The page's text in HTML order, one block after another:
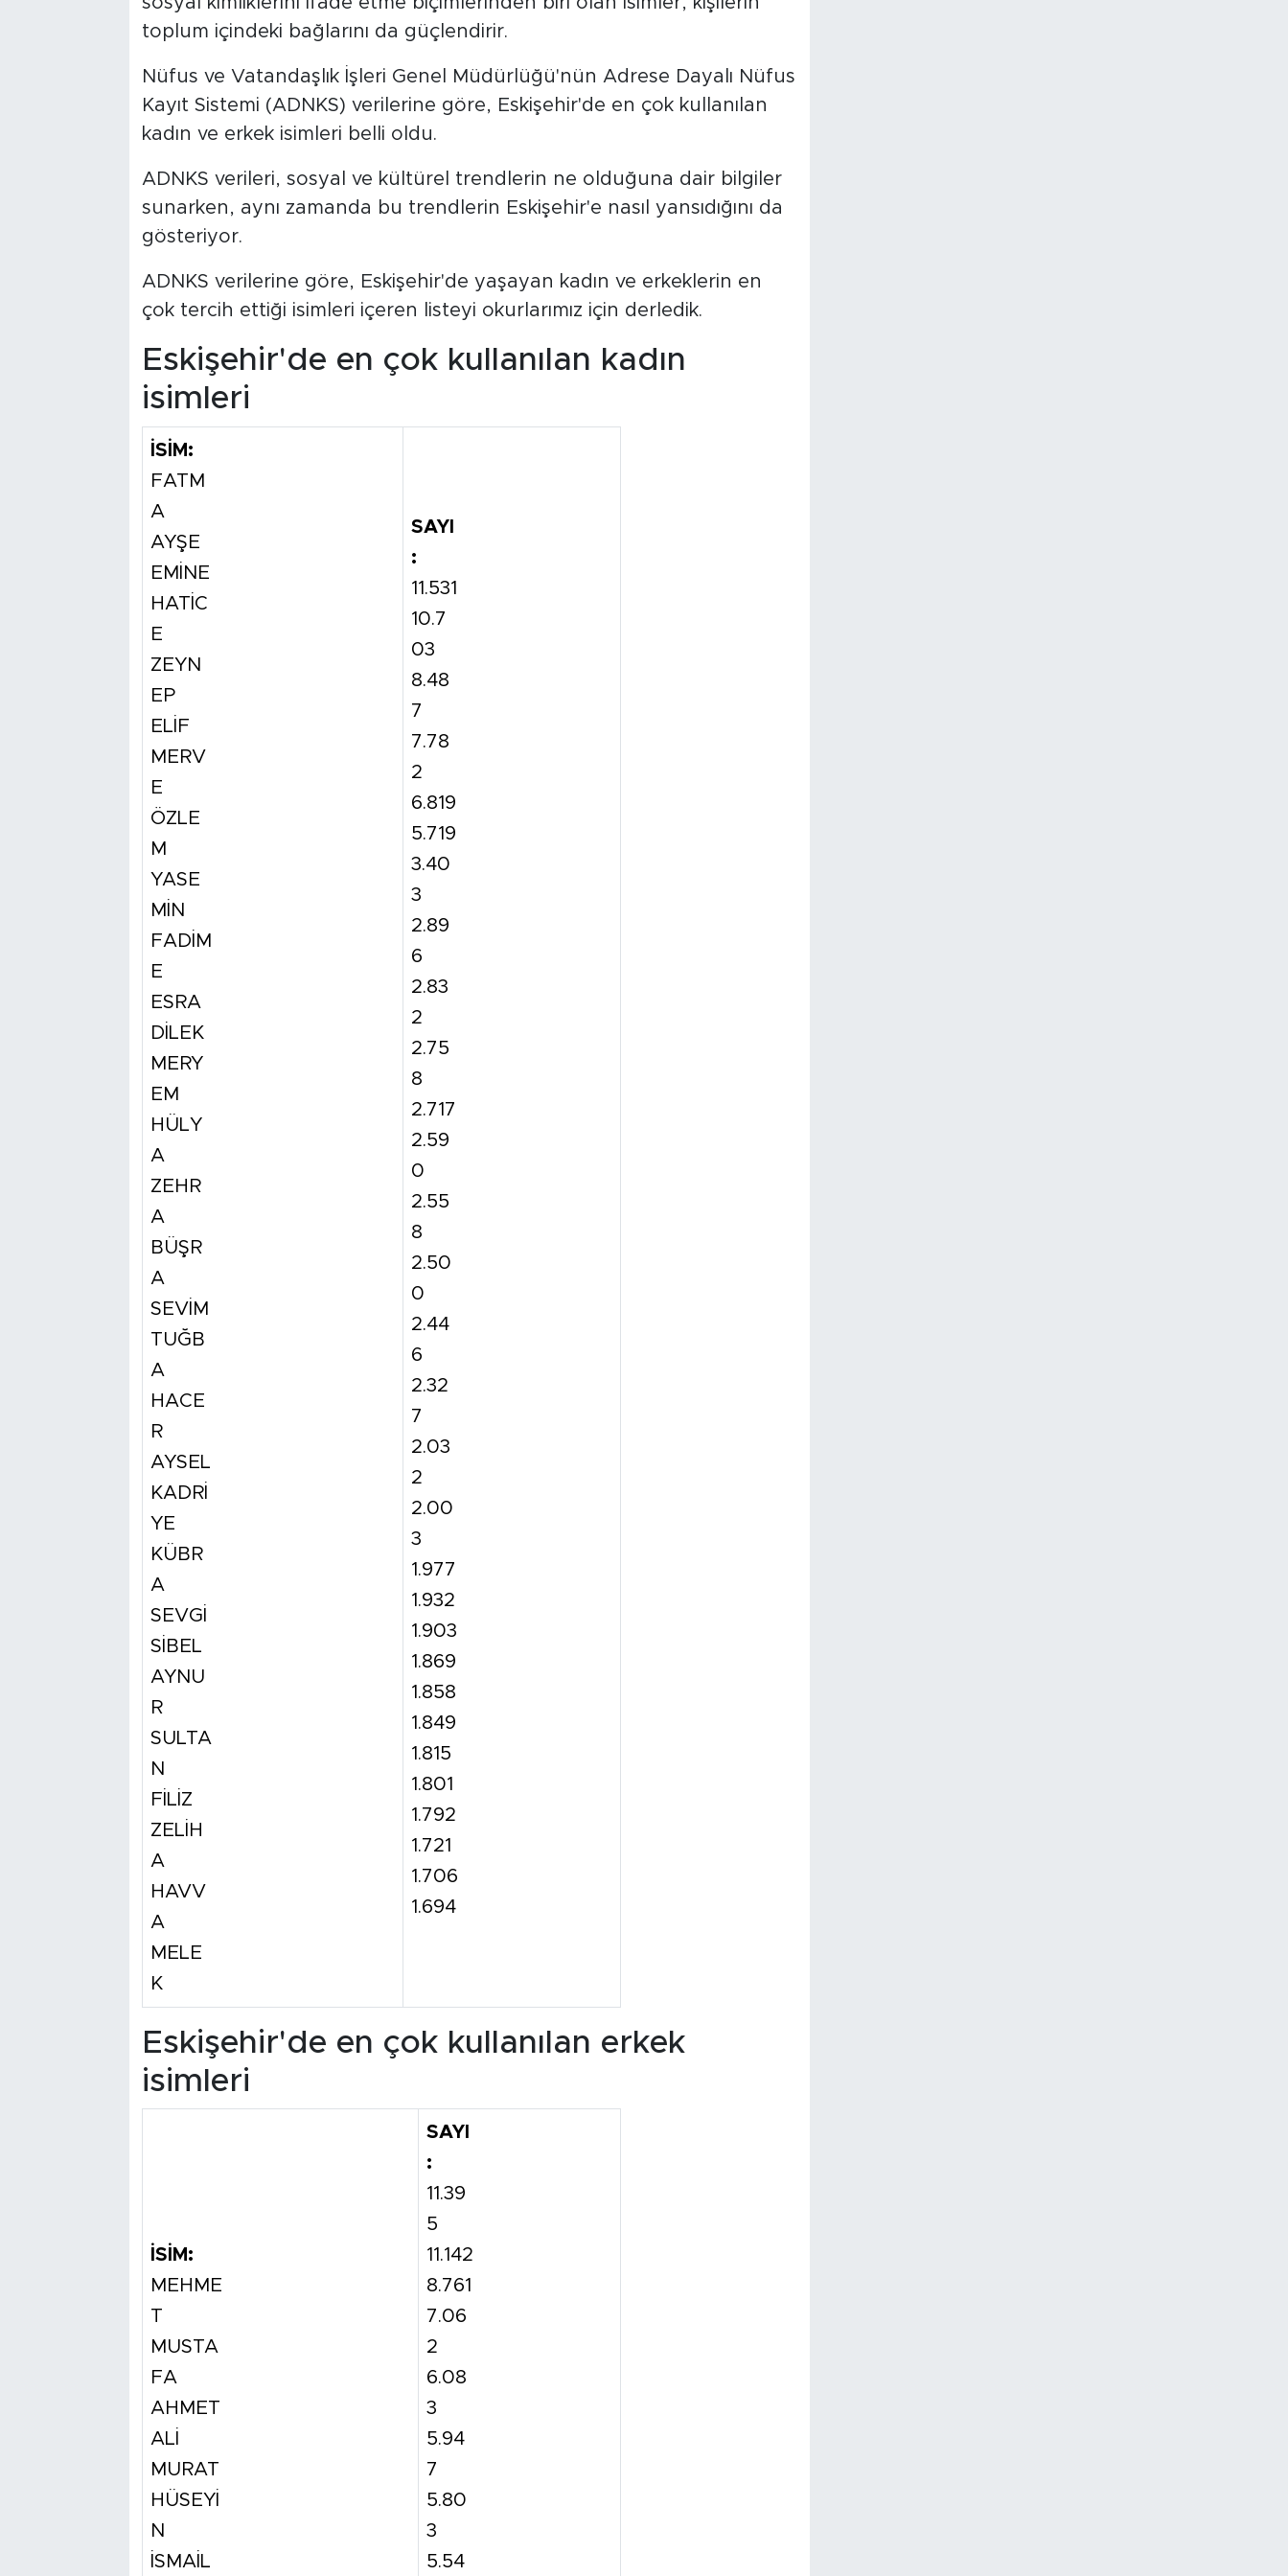
toplum içindeki bağlarını da güçlendirir.
Nüfus ve Vatandaşlık İşleri Genel Müdürlüğü'nün Adrese Dayalı Nüfus
Kayıt Sistemi (ADNKS) verilerine göre, Eskişehir'de en çok kullanılan
kadın ve erkek isimleri belli oldu.
ADNKS verileri, sosyal ve kültürel trendlerin ne olduğuna dair bilgiler
sunarken, aynı zamanda bu trendlerin Eskişehir'e nasıl yansıdığını da
gösteriyor.
ADNKS verilerine göre, Eskişehir'de yaşayan kadın ve erkeklerin en
çok tercih ettiği isimleri içeren listeyi okurlarımız için derledik.
Eskişehir'de en çok kullanılan kadın
isimleri
İSİM:
FATM
A
AYŞE
EMİNE
HATİC
E
ZEYN
EP
ELİF
MERV
E
ÖZLE
M
YASE
MİN
FADİM
E
ESRA
DİLEK
MERY
EM
HÜLY
A
ZEHR
A
BÜŞR
A
SEVİM
TUĞB
A
HACE
R
AYSEL
KADRİ
YE
KÜBR
A
SEVGİ
SİBEL
AYNU
R
SULTA
N
FİLİZ
ZELİH
A
HAVV
A
MELE
K
SAYI
:
11.531
10.7
03
8.48
7
7.78
2
6.819
5.719
3.40
3
2.89
6
2.83
2
2.75
8
2.717
2.59
0
2.55
8
2.50
0
2.44
6
2.32
7
2.03
2
2.00
3
1.977
1.932
1.903
1.869
1.858
1.849
1.815
1.801
1.792
1.721
1.706
1.694
Eskişehir'de en çok kullanılan erkek
isimleri
İSİM:
MEHME
T
MUSTA
FA
AHMET
ALİ
MURAT
HÜSEYİ
N
İSMAİL
SAYI
:
11.39
5
11.142
8.761
7.06
2
6.08
3
5.94
7
5.80
3
5.54